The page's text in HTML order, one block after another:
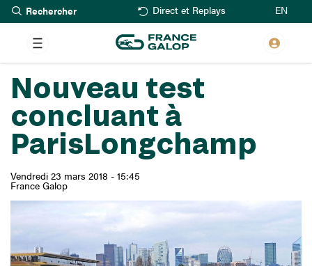
Aller
au
contenu
principal
Rechercher Direct et Replays EN
Nouveau test
concluant à
ParisLongchamp
Vendredi 23 mars 2018 - 15:45
France Galop